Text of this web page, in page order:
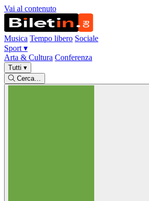
Vai al contenuto
Musica Tempo libero Sociale
Sport ▾
Arta & Cultura Conferenza
Tutti ▾
Cerca…